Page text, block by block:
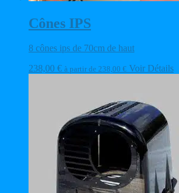
Cônes IPS
8 cônes ips de 70cm de haut
238,00 € à partir de 238,00 € Voir Détails